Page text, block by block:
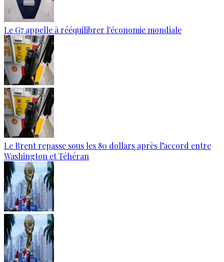
Le G7 appelle à rééquilibrer l'économie mondiale
Le Brent repasse sous les 80 dollars après l’accord entre
Washington et Téhéran